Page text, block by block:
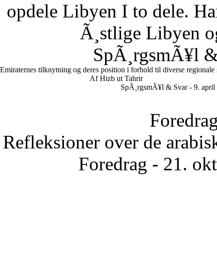
opdele Libyen I to dele.
Ã¸stlige Libyen
SpÃ¸rgsmÃ¥l
Emiraternes tilknytning og deres position i forhold til diverse regionale
Af Hizb ut Tahrir
SpÃ¸rgsmÃ¥l & Svar - 9. april
Refleksioner over de
Foredrag - 21.